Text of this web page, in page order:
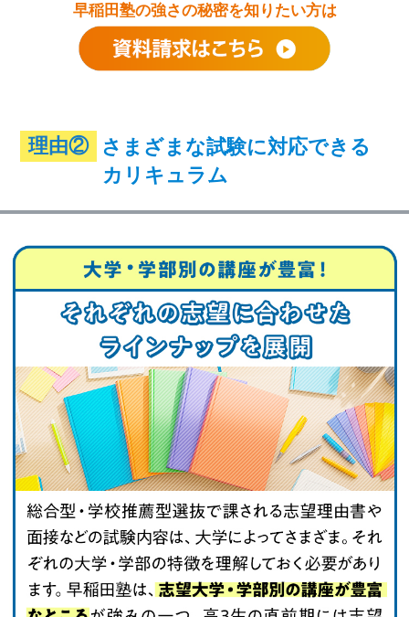
早稲田塾の強さの秘密を知りたい方は
理由②
さまざまな試験に対応できる
カリキュラム